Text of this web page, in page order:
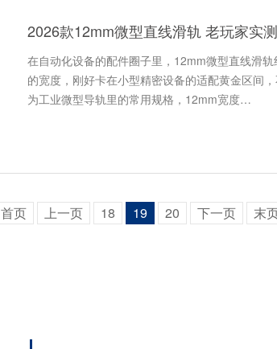
2026款12mm微型直线滑轨 老玩家实
在自动化设备的配件圈子里，12mm微型直线滑
的宽度，刚好卡在小型精密设备的适配黄金区间
为工业微型导轨里的常用规格，12mm宽度…
首页 上一页 18 19 20 下一页 末